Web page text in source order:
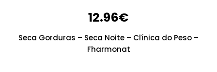
12.96€
Seca Gorduras – Seca Noite – Clínica do Peso –
Fharmonat